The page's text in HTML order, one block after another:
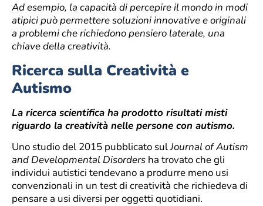
Ad esempio, la capacità di percepire il mondo in modi
atipici può permettere soluzioni innovative e originali
a problemi che richiedono pensiero laterale, una
chiave della creatività.
Ricerca sulla Creatività e
Autismo
La ricerca scientifica ha prodotto risultati misti
riguardo la creatività nelle persone con autismo.
Uno studio del 2015 pubblicato sulJournal of Autism
and Developmental Disorders ha trovato che gli
individui autistici tendevano a produrre meno usi
convenzionali in un test di creatività che richiedeva di
pensare a usi diversi per oggetti quotidiani.